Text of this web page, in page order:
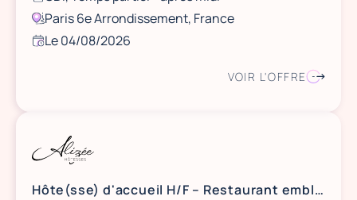
Paris 6e Arrondissement, France
Le 04/08/2026
VOIR L'OFFRE
Hôte(sse) d'accueil H/F – Restaurant emblématique – 19h/semaine